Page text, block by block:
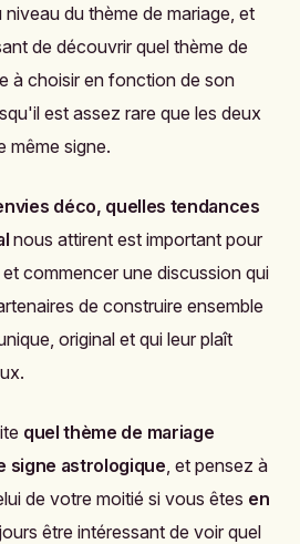
du thème de mariage, et
de découvrir quel thème de
à choisir en fonction de son
est assez rare que les deux
même signe.
déco, quelles tendances
nous attirent est important pour
commencer une discussion qui
de construire ensemble
original et qui leur plaît
quel thème de mariage
signe astrologique , et pensez à
de votre moitié si vous êtes en
être intéressant de voir quel